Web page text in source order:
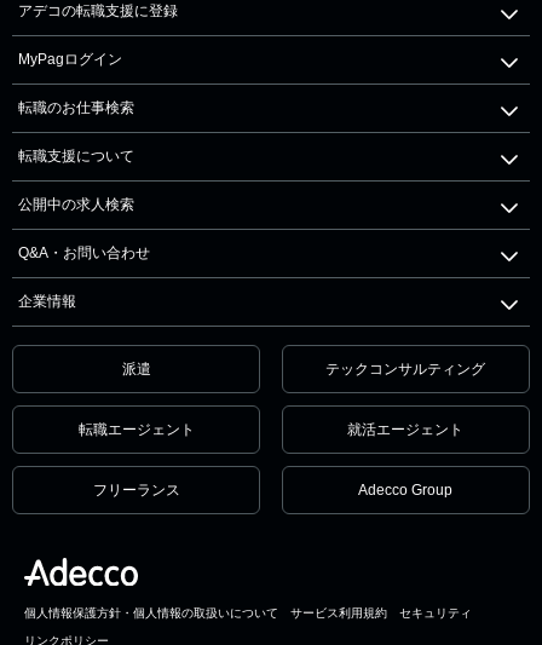
アデコの転職支援に登録
MyPagログイン
転職のお仕事検索
転職支援について
公開中の求人検索
Q&A・お問い合わせ
企業情報
派遣 テックコンサルティング
転職エージェント 就活エージェント
フリーランス Adecco Group
個人情報保護方針・個人情報の取扱いについて サービス利用規約 セキュリティ
リンクポリシー